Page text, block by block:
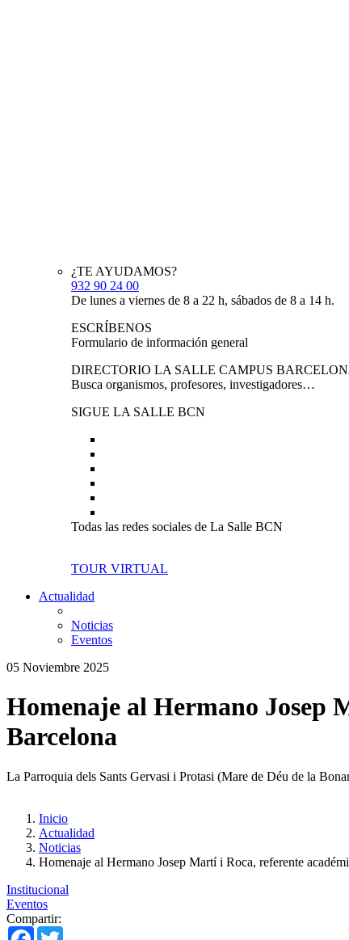
¿TE AYUDAMOS?
932 90 24 00
De lunes a viernes de 8 a 22 h, sábados de 8 a 14 h.
ESCRÍBENOS
Formulario de información general
DIRECTORIO LA SALLE CAMPUS
Busca organismos, profesores, investigadores…
SIGUE LA SALLE BCN
Todas las redes sociales de La Salle BCN
TOUR VIRTUAL
Actualidad
Noticias
Eventos
05 Noviembre 2025
Homenaje al Hermano Josep
Barcelona
La Parroquia dels Sants Gervasi i Protasi (Mare de Déu de la
Inicio
Actualidad
Noticias
Homenaje al Hermano Josep Martí i Roca, referente
Institucional
Eventos
Compartir:
Facebook